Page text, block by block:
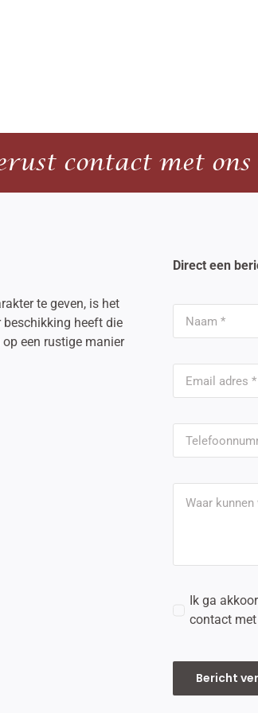
contact met ons
te geven, is het
heeft die
een rustige manier
Direct een
Ik ga
contact
Bericht